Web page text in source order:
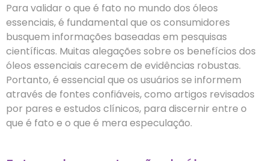
Para validar o que é fato no mundo dos óleos
essenciais, é fundamental que os consumidores
busquem informações baseadas em pesquisas
científicas. Muitas alegações sobre os benefícios dos
óleos essenciais carecem de evidências robustas.
Portanto, é essencial que os usuários se informem
através de fontes confiáveis, como artigos revisados
por pares e estudos clínicos, para discernir entre o
que é fato e o que é mera especulação.